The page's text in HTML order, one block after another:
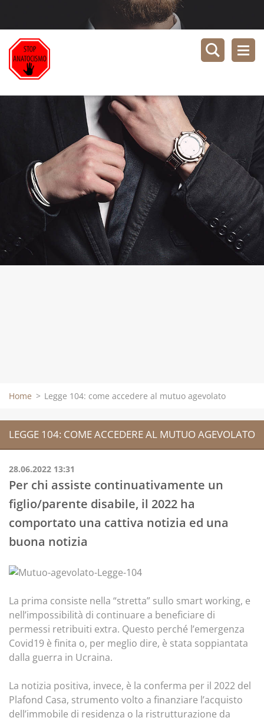
Home > Legge 104: come accedere al mutuo agevolato
LEGGE 104: COME ACCEDERE AL MUTUO AGEVOLATO
28.06.2022 13:31
Per chi assiste continuativamente un
figlio/parente disabile, il 2022 ha
comportato una cattiva notizia ed una
buona notizia
La prima consiste nella “stretta” sullo smart working, e
nell’impossibilità di continuare a beneficiare di
permessi retribuiti extra. Questo perché l’emergenza
Covid19 è finita o, per meglio dire, è stata soppiantata
dalla guerra in Ucraina.
La notizia positiva, invece, è la conferma per il 2022 del
Plafond Casa, strumento volto a finanziare l’acquisto
dell’immobile di residenza o la ristrutturazione da